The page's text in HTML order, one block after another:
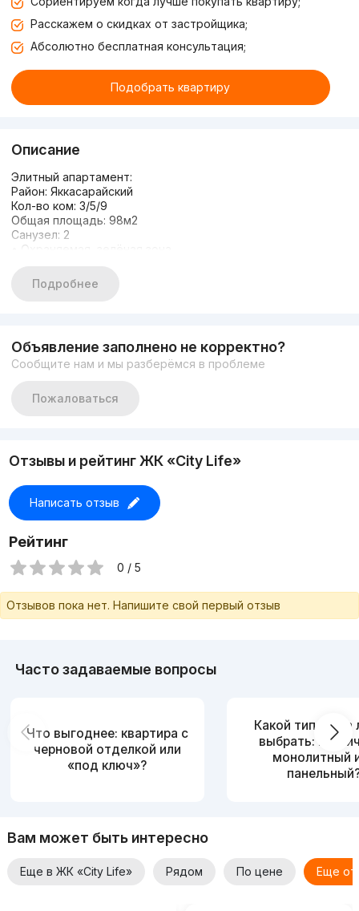
Расскажем о скидках от застройщика;
Абсолютно бесплатная консультация;
Подобрать квартиру
Описание
Элитный апартамент:
Район: Яккасарайский
Кол-во ком: 3/5/9
Общая площадь: 98м2
Санузел: 2
• Охраняемая, зелёная зона
• Детская площадка
• Авторский проект, новая квартира.
нам в офис! Самые лучшие специалисты помогут вам в
решении вашей задачи!!!
33 88
Подробнее
Объявление заполнено не корректно?
Сообщите нам и мы разберёмся в проблеме
Пожаловаться
Отзывы и рейтинг ЖК «City Life»
Написать отзыв
Рейтинг
0 / 5
Отзывов пока нет. Напишите свой первый отзыв
Часто задаваемые вопросы
Что выгоднее: квартира с
черновой отделкой или
«под ключ»?
Какой тип дома
выбрать:
монолитный
Вам может быть интересно
Еще в ЖК «City Life» Рядом По цене Еще от